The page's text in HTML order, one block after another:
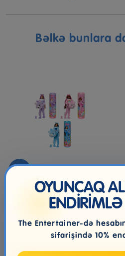
Bəlkə bunlara
Reveal Doll Assortment
142.99₼
OYUNCAQ
The Entertainer-də
sifarişində 10%